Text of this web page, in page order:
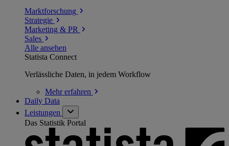
Marktforschung
Strategie
Marketing & PR
Sales
Alle ansehen
Statista Connect
Verlässliche Daten, in jedem Workflow
Mehrerfahren
Daily Data
Leistungen
Das Statistik Portal